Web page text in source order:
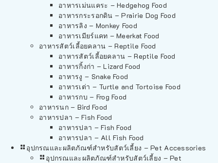
อาหารเม่นแคระ – Hedgehog Food
อาหารกระรอกดิน – Prairie Dog Food
อาหารลิง – Monkey Food
อาหารเมียร์แคท – Meerkat Food
อาหารสัตว์เลี้อยคลาน – Reptile Food
อาหารสัตว์เลี้อยคลาน – Reptile Food
อาหารกิ้งก่า – Lizard Food
อาหารงู – Snake Food
อาหารเต่า – Turtle and Tortoise Food
อาหารกบ – Frog Food
อาหารนก – Bird Food
อาหารปลา – Fish Food
อาหารปลา – Fish Food
อาหารปลา – All Fish Food
อุปกรณและผลิตภัณฑ์สำหรับสัตว์เลี้ยง – Pet Accessories
อุปกรณและผลิตภัณฑ์สำหรับสัตว์เลี้ยง – Pet